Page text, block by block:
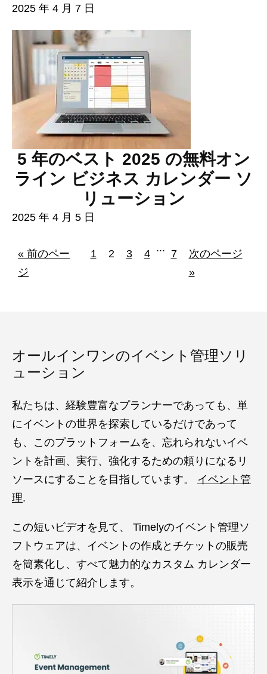
2025 年 4 月 7 日
5 年のベスト 2025 の無料オン
ライン ビジネス カレンダー ソ
リューション
2025 年 4 月 5 日
« 前のペー
ジ
1 2 3 4 ... 7
次のページ
»
オールインワンのイベント管理ソリ
ューション
私たちは、経験豊富なプランナーであっても、単
にイベントの世界を探索しているだけであって
も、このプラットフォームを、忘れられないイベ
ントを計画、実行、強化するための頼りになるリ
ソースにすることを目指しています。 イベント管
理.
この短いビデオを見て、 Timelyのイベント管理ソ
フトウェアは、イベントの作成とチケットの販売
を簡素化し、すべて魅力的なカスタム カレンダー
表示を通じて紹介します。